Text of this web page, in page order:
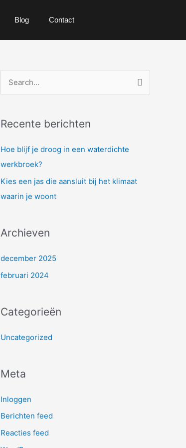
Blog Contact
k
n
Recente berichten
Hoe blijf je droog in een waterdichte
werkbroek?
Kies een jas die aansluit bij het klimaat
waarin je woont
Archieven
december 2025
februari 2024
Categorieën
Uncategorized
Meta
Inloggen
Berichten feed
Reacties feed